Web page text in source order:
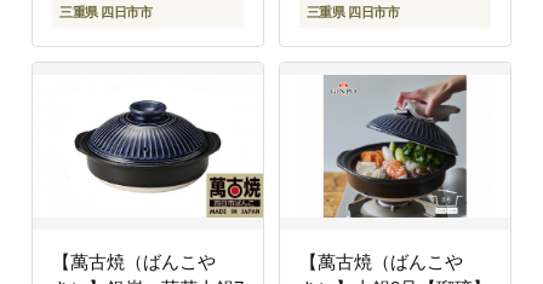
三重県 四日市市 三重県 四日市市
【萬古焼（ばんこや
【萬古焼（ばんこや